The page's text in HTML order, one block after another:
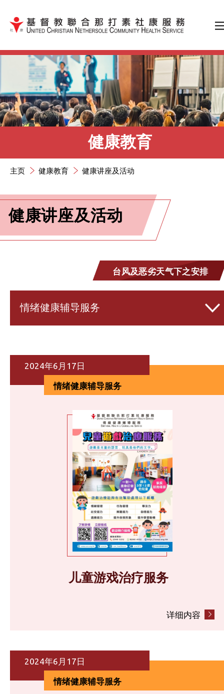
跳到内容（按输入键）
健康教育
主页 健康教育 健康讲座及活动
健康讲座及活动
台风及恶劣天气下之安排
情绪健康辅导服务
2024年6月17日
情绪健康辅导服务
儿童游戏治疗服务
详细内容
2024年6月17日
情绪健康辅导服务